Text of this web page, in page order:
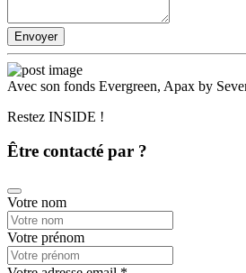
Envoyer
Avec son fonds Evergreen, Apax by
Restez INSIDE !
Être contacté par ?
Votre nom
Votre prénom